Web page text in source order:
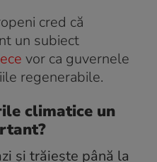
cred că
un subiect
vor ca guvernele
regenerabile.
climatice un
și trăiește până la